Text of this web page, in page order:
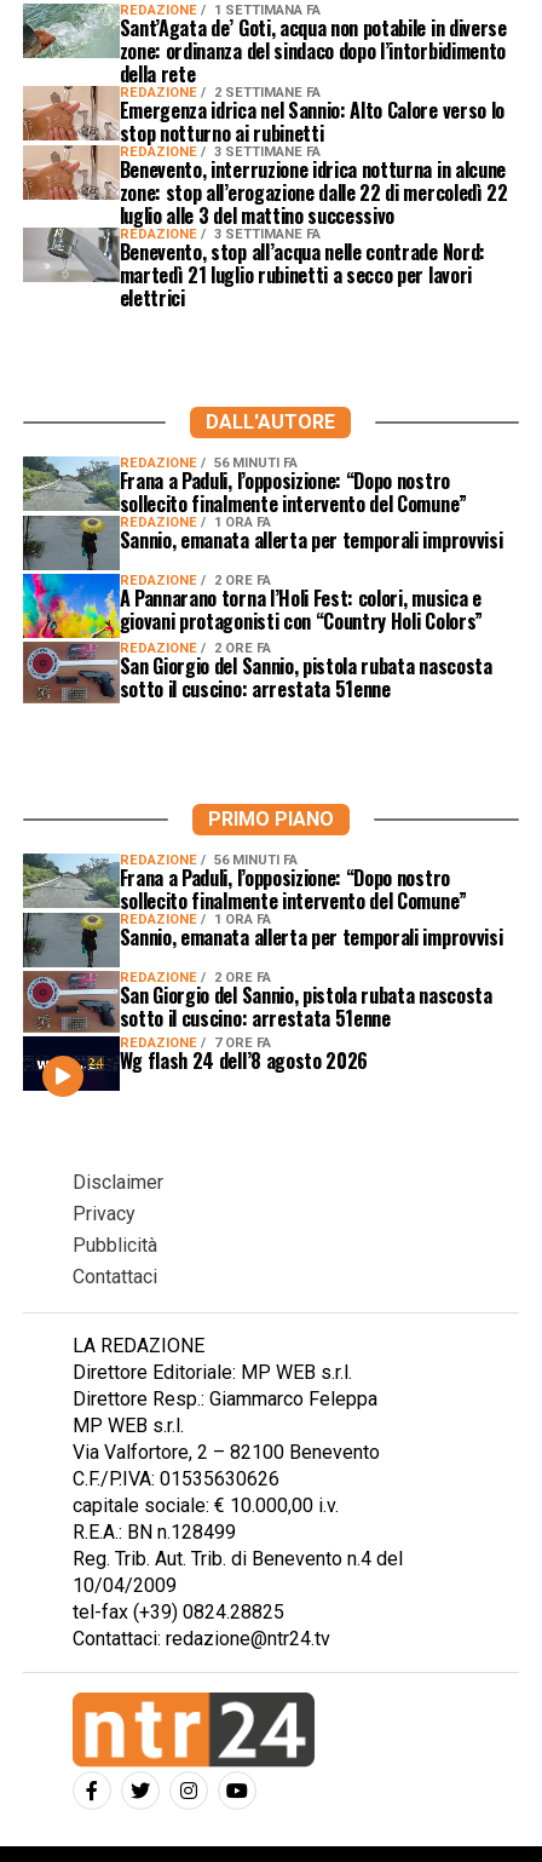
REDAZIONE 1 SETTIMANA FA
Sant’Agata de’ Goti, acqua non potabile in diverse
zone: ordinanza del sindaco dopo l’intorbidimento
della rete
REDAZIONE 2 SETTIMANE FA
Emergenza idrica nel Sannio: Alto Calore verso lo
stop notturno ai rubinetti
REDAZIONE 3 SETTIMANE FA
Benevento, interruzione idrica notturna in alcune
zone: stop all’erogazione dalle 22 di mercoledì 22
luglio alle 3 del mattino successivo
REDAZIONE 3 SETTIMANE FA
Benevento, stop all’acqua nelle contrade Nord:
martedì 21 luglio rubinetti a secco per lavori
elettrici
DALL'AUTORE
REDAZIONE 56 MINUTI FA
Frana a Paduli, l’opposizione: “Dopo nostro
sollecito finalmente intervento del Comune”
REDAZIONE 1 ORA FA
Sannio, emanata allerta per temporali improvvisi
REDAZIONE 2 ORE FA
A Pannarano torna l’Holi Fest: colori, musica e
giovani protagonisti con “Country Holi Colors”
REDAZIONE 2 ORE FA
San Giorgio del Sannio, pistola rubata nascosta
sotto il cuscino: arrestata 51enne
PRIMO PIANO
REDAZIONE 56 MINUTI FA
Frana a Paduli, l’opposizione: “Dopo nostro
sollecito finalmente intervento del Comune”
REDAZIONE 1 ORA FA
Sannio, emanata allerta per temporali improvvisi
REDAZIONE 2 ORE FA
San Giorgio del Sannio, pistola rubata nascosta
sotto il cuscino: arrestata 51enne
REDAZIONE 7 ORE FA
Wg flash 24 dell’8 agosto 2026
Disclaimer
Privacy
Pubblicità
Contattaci
LA REDAZIONE
Direttore Editoriale: MP WEB s.r.l.
Direttore Resp.: Giammarco Feleppa
MP WEB s.r.l.
Via Valfortore, 2 – 82100 Benevento
C.F./P.IVA: 01535630626
capitale sociale: € 10.000,00 i.v.
R.E.A.: BN n.128499
Reg. Trib. Aut. Trib. di Benevento n.4 del
10/04/2009
tel-fax (+39) 0824.28825
Contattaci: redazione@ntr24.tv